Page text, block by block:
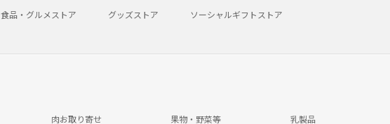
食品・グルメストア グッズストア ソーシャルギフトストア
肉お取り寄せ 果物・野菜等 乳製品